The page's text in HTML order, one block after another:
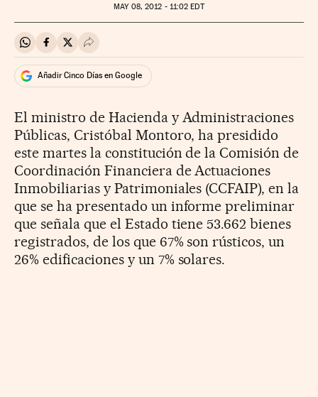
MAY08, 2012 - 11:02 EDT
Compartir en Whatsapp
Compartir en Facebook
Compartir en Twitter
Desplegar Redes Sociales
Añadir Cinco Días en Google
El ministro de Hacienda y Administraciones
Públicas, Cristóbal Montoro, ha presidido
este martes la constitución de la Comisión de
Coordinación Financiera de Actuaciones
Inmobiliarias y Patrimoniales (CCFAIP), en la
que se ha presentado un informe preliminar
que señala que el Estado tiene 53.662 bienes
registrados, de los que 67% son rústicos, un
26% edificaciones y un 7% solares.